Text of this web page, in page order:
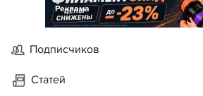
Реклама
Подписчиков
Статей